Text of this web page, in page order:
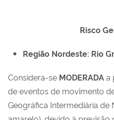
Risco
Região Nordeste: Rio
Considera-se MODERADAa
de eventos de movimento
Geográfica Intermediária de